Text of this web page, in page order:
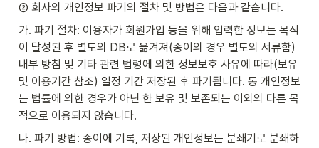
② 회사의 개인정보 파기의 절차 및 방법은 다음과 같습니다.
가. 파기 절차: 이용자가 회원가입 등을 위해 입력한 정보는 목적
이 달성된 후 별도의 DB로 옮겨져(종이의 경우 별도의 서류함)
내부 방침 및 기타 관련 법령에 의한 정보보호 사유에 따라(보유
및 이용기간 참조) 일정 기간 저장된 후 파기됩니다. 동 개인정보
는 법률에 의한 경우가 아닌 한 보유 및 보존되는 이외의 다른 목
적으로 이용되지 않습니다.
나. 파기 방법: 종이에 기록, 저장된 개인정보는 분쇄기로 분쇄하